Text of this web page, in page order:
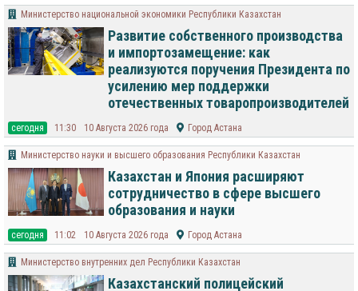
Министерство национальной экономики Республики Казахстан
Развитие собственного производства
и импортозамещение: как
реализуются поручения Президента по
усилению мер поддержки
отечественных товаропроизводителей
cегодня 11:30 10 Августа 2026 года Город Астана
Министерство науки и высшего образования Республики Казахстан
Казахстан и Япония расширяют
сотрудничество в сфере высшего
образования и науки
cегодня 11:02 10 Августа 2026 года Город Астана
Министерство внутренних дел Республики Казахстан
Казахстанский полицейский